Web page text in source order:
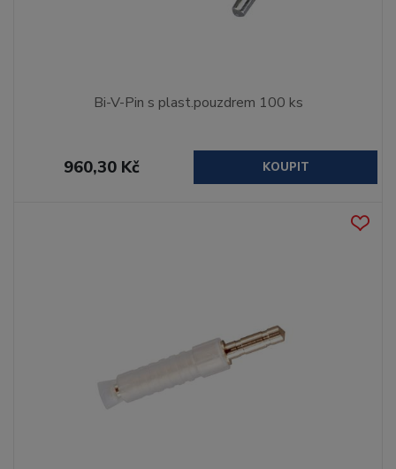
Bi-V-Pin s plast.pouzdrem 100 ks
960,30 Kč KOUPIT